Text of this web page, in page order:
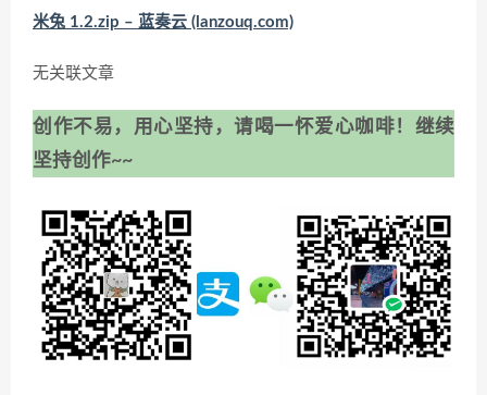
米兔 1.2.zip – 蓝奏云 (lanzouq.com)
无关联文章
创作不易，用心坚持，请喝一怀爱心咖啡！继续
坚持创作~~